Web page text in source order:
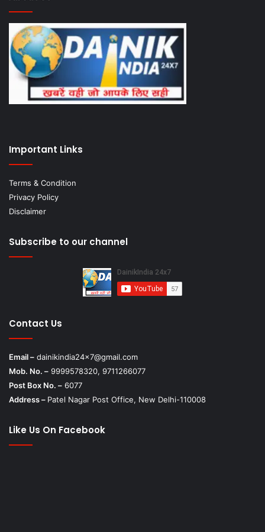
Important Links
Terms & Condition
Privacy Policy
Disclaimer
Subscribe to our channel
Contact Us
Email – dainikindia24x7@gmail.com
Mob. No. – 9999578320, 9711266077
Post Box No. – 6077
Address – Patel Nagar Post Office, New Delhi-110008
Like Us On Facebook